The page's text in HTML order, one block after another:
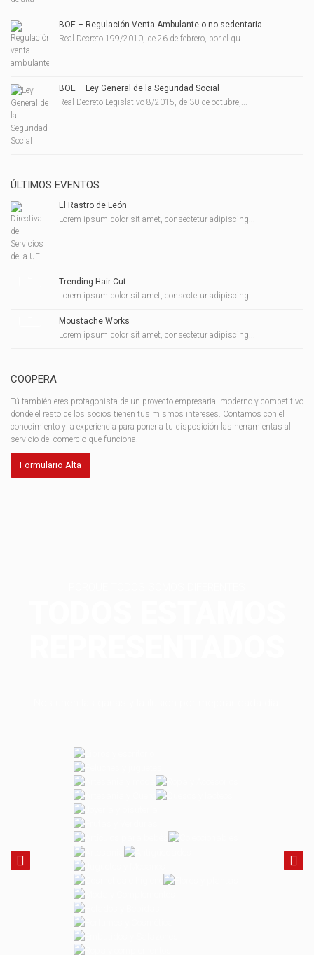
BOE – Regulación Venta Ambulante o no sedentaria
Real Decreto 199/2010, de 26 de febrero, por el qu...
BOE – Ley General de la Seguridad Social
Real Decreto Legislativo 8/2015, de 30 de octubre,...
ÚLTIMOS EVENTOS
El Rastro de León
Lorem ipsum dolor sit amet, consectetur adipiscing...
Trending Hair Cut
Lorem ipsum dolor sit amet, consectetur adipiscing...
Moustache Works
Lorem ipsum dolor sit amet, consectetur adipiscing...
COOPERA
Tú también eres protagonista de un proyecto empresarial moderno y competitivo
donde el resto de los socios tienen tus mismos intereses. Contamos con el
conocimiento y la experiencia para poner a tu disposición las herramientas al
servicio del comercio que funciona.
Formulario Alta